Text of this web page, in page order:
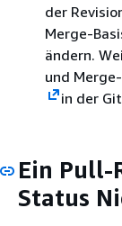
der
Merge-
ändern.
und
in der
Ein Pull-
Status